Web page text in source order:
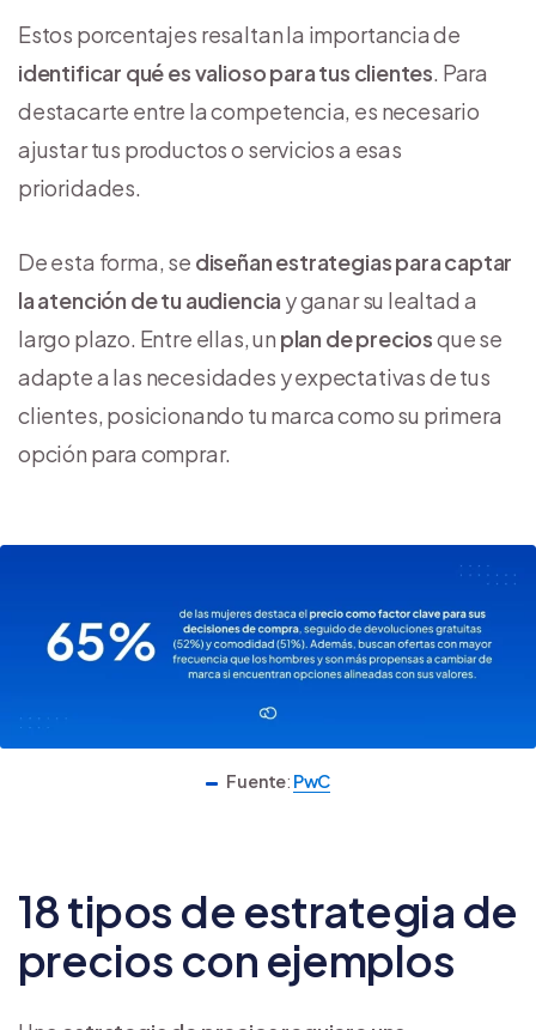
Estos porcentajes resaltan la importancia de
identificar qué es valioso para tus clientes. Para
destacarte entre la competencia, es necesario
ajustar tus productos o servicios a esas
prioridades.
De esta forma, se diseñan estrategias para captar
la atención de tu audiencia y ganar su lealtad a
largo plazo. Entre ellas, un plan de preciosque se
adapte a las necesidades y expectativas de tus
clientes, posicionando tu marca como su primera
opción para comprar.
Fuente: PwC
18 tipos de estrategia de
precios con ejemplos